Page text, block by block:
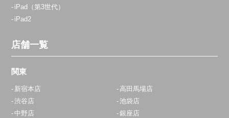
iPad（第3世代）
iPad2
店舗一覧
関東
新宿本店
高田馬場店
渋谷店
池袋店
中野店
銀座店